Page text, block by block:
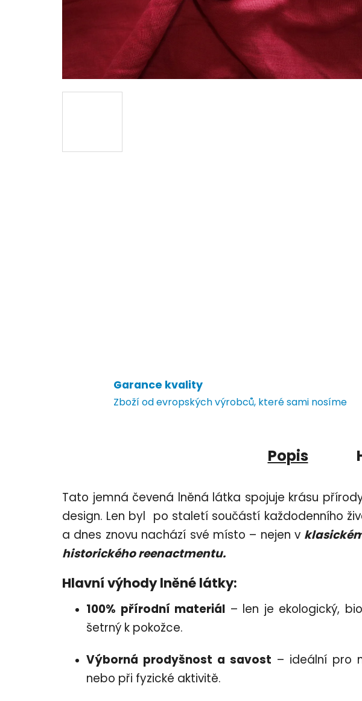
Garance kvality
Zboží od evropských výrobců, které sami nosíme
Popis
Tato jemná čevená lněná látka spojuje krásu
design. Len byl po staletí součástí každodenního
a dnes znovu nachází své místo – nejen v
historického reenactmentu.
Hlavní výhody lněné látky:
100% přírodní materiál – len je ekologický,
šetrný k pokožce.
Výborná prodyšnost a savost – ideální pro
nebo při fyzické aktivitě.